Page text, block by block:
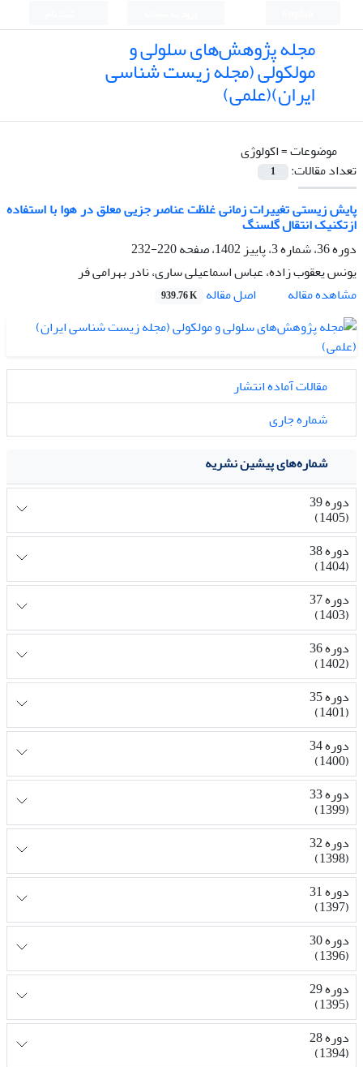
مجله پژوهش‌های سلولی و
مولکولی (مجله زیست شناسی
ایران)(علمی)
موضوعات =اکولوژی
تعداد مقالات:
1
پایش زیستی تغییرات زمانی غلظت عناصر جزیی معلق در هوا با استفاده
ازتکنیک انتقال گلسنگ
دوره 36، شماره 3، پاییز 1402، صفحه
220-232
یونس یعقوب زاده، عباس اسماعیلی ساری، نادر بهرامی فر
مشاهده مقاله
اصل مقاله 939.76 K
مقالات آماده انتشار
شماره جاری
شماره‌های پیشین نشریه
دوره 39
(1405)
دوره 38
(1404)
دوره 37
(1403)
دوره 36
(1402)
دوره 35
(1401)
دوره 34
(1400)
دوره 33
(1399)
دوره 32
(1398)
دوره 31
(1397)
دوره 30
(1396)
دوره 29
(1395)
دوره 28
(1394)